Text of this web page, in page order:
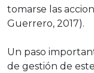
tomarse las
Guerrero, 2017).
Un paso
de gestión de